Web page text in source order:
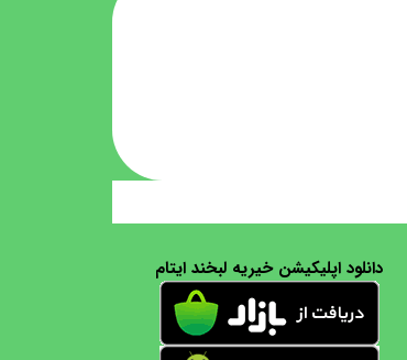
دانلود اپلیکیشن خیریه لبخند ایتام